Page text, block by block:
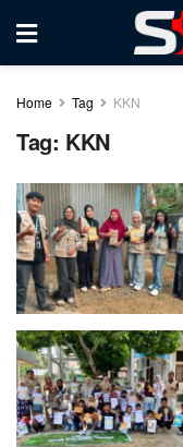
Home Tag KKN
Tag: KKN